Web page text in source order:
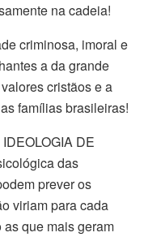
na cadeia!
criminosa, imoral e
a da grande
cristãos e a
famílias brasileiras!
DE
das
prever os
viriam para cada
que mais geram